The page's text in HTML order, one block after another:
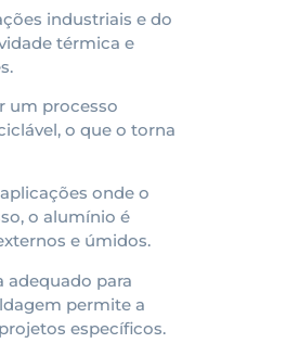
industriais e do
térmica e
um processo
o que o torna
onde o
o alumínio é
e úmidos.
para
permite a
específicos.